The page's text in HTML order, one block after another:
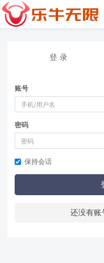
登 录
账号
密码
保持会话
还没有账